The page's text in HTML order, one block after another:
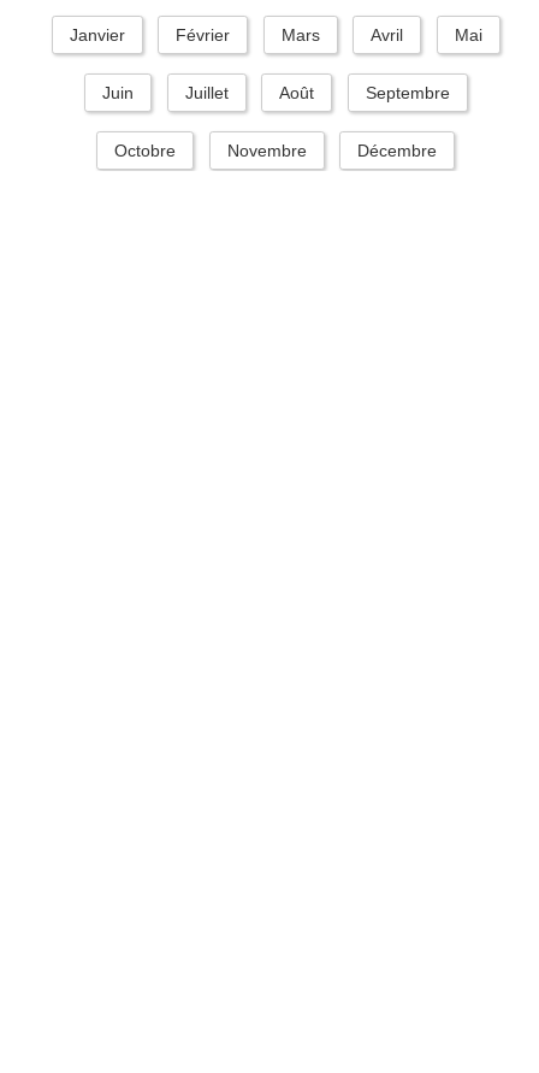
Janvier Février Mars Avril Mai
Juin Juillet Août Septembre
Octobre Novembre Décembre